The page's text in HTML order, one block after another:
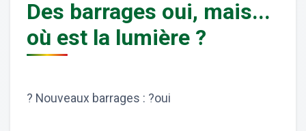
Des barrages oui, mais...
où est la lumière ?
? Nouveaux barrages : ?oui